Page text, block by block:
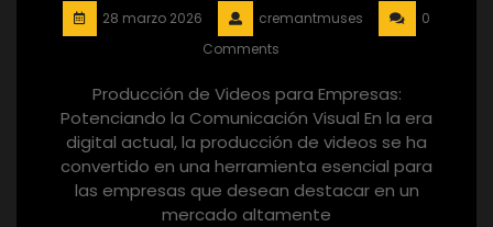
28 marzo 2026 cremantmuses
0
Comments
Producción de Videos para Empresas:
Potenciando la Comunicación Visual En la era
digital actual, la producción de videos se ha
convertido en una herramienta esencial para
las empresas que desean destacar en un
mercado altamente